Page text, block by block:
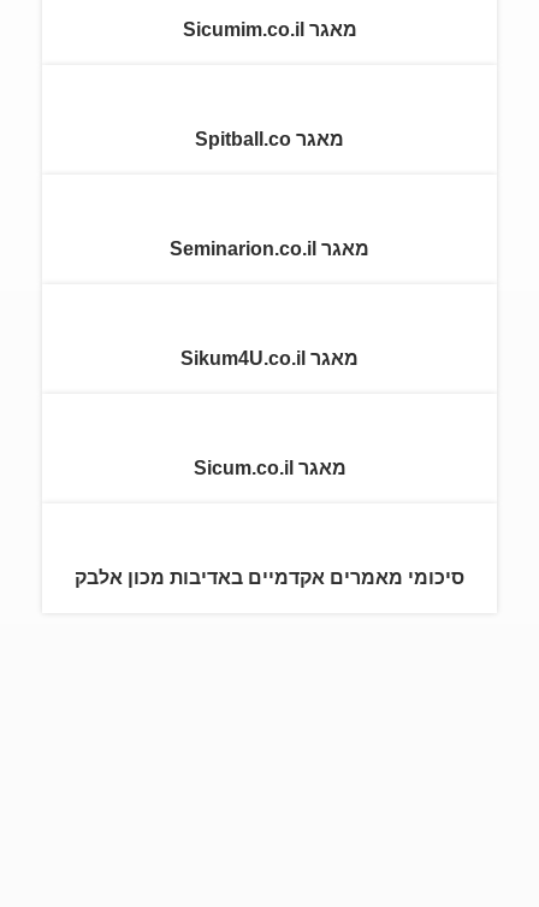
מאגר Sicumim.co.il
מאגר Spitball.co
מאגר Seminarion.co.il
מאגר Sikum4U.co.il
מאגר Sicum.co.il
סיכומי מאמרים אקדמיים באדיבות מכון אלבק